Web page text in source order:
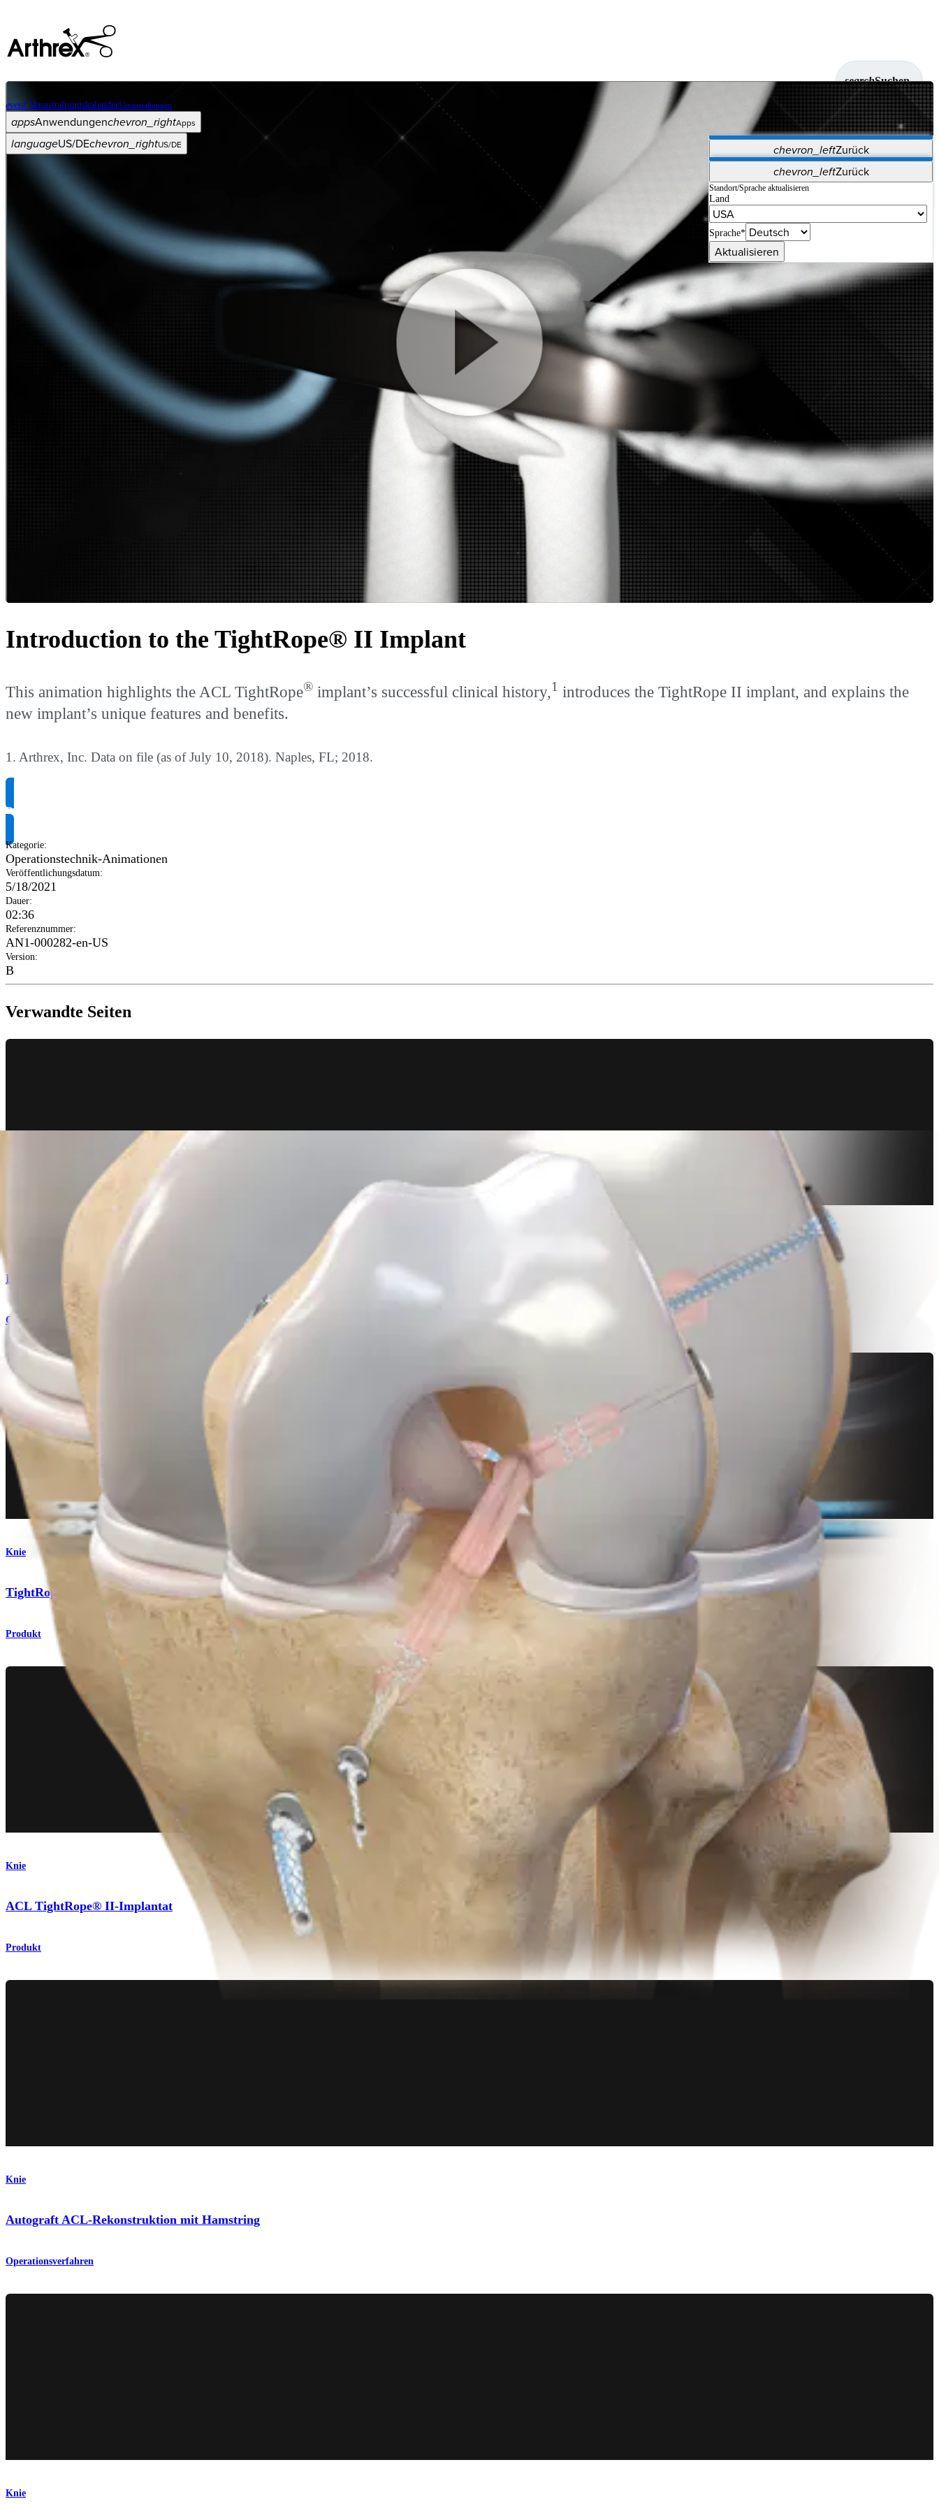
searchSuchen
event VeranstaltungskalenderVeranstaltungen
appsAnwendungenchevron_rightApps
chevron_leftZurück
Vet Systems OrthoPedia Patient
Supplier Portal
Synergy-Bildgebung und -Resektion
languageUS/DEchevron_rightUS/DE
chevron_leftZurück
Standort/Sprache aktualisieren
Land
Sprache*
Aktualisieren
Operationsverfahren
arrow_drop_down
Medical Education arrow_drop_down
arrow_drop_downchevron_right
Verwaltung chevron_right
Patient:inarrow_drop_down
Ressourcenarrow_drop_down
open_in_new
arrow_drop_downchevron_right
Play
Video
Introduction to the TightRope® II Implant
This animation highlights the ACL TightRope® implant’s successful clinical history,1 introduces the TightRope II implant, and explains the
new implant’s unique features and benefits.
1. Arthrex, Inc. Data on file (as of July 10, 2018). Naples, FL; 2018.
Produktinformationen anfragen
Kategorie:
Operationstechnik-Animationen
Veröffentlichungsdatum:
5/18/2021
Dauer:
02:36
Referenznummer:
AN1-000282-en-US
Version:
B
Verwandte Seiten
BTB Autograft ACL-Rekonstruktion
Operationsverfahren
Knie
TightRope® II ABS-Button
Produkt
Knie
ACL TightRope® II-Implantat
Produkt
Knie
Autograft ACL-Rekonstruktion mit Hamstring
Operationsverfahren
Knie